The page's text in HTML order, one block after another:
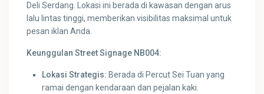
Deli Serdang. Lokasi ini berada di kawasan dengan arus
lalu lintas tinggi, memberikan visibilitas maksimal untuk
pesan iklan Anda.
Keunggulan Street Signage NB004:
Lokasi Strategis: Berada di Percut Sei Tuan yang
ramai dengan kendaraan dan pejalan kaki.